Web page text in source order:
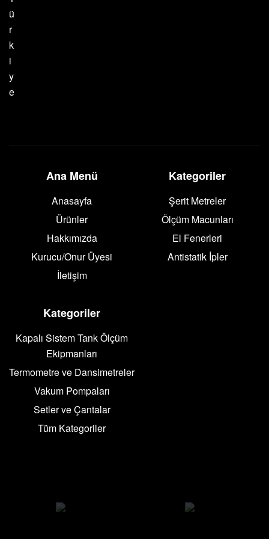
ü
r
k
i
y
e
Ana Menü
Anasayfa
Ürünler
Hakkımızda
Kurucu/Onur Üyesi
İletişim
Kategoriler
Şerit Metreler
Ölçüm Macunları
El Fenerleri
Antistatik İpler
Kategoriler
Kapalı Sistem Tank Ölçüm
Ekipmanları
Termometre ve Dansimetreler
Vakum Pompaları
Setler ve Çantalar
Tüm Kategoriler